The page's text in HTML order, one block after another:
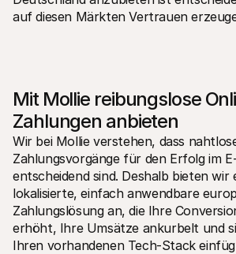
auf diesen Märkten Vertrauen
Mit Mollie reibungslose
Zahlungen anbieten
Wir bei Mollie verstehen, dass
Zahlungsvorgänge für den Erfolg im
entscheidend sind. Deshalb bieten wir
lokalisierte, einfach anwendbare
Zahlungslösung an, die Ihre
erhöht, Ihre Umsätze ankurbelt und
Ihren vorhandenen Tech-Stack